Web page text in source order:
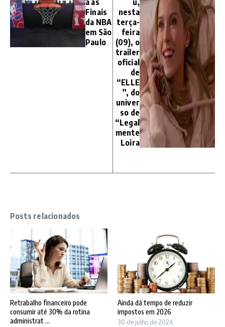
Finais
da NBA
em São
Paulo
nesta
terça-
feira
(09), o
trailer
oficial
de
“ELLE
”, do
univer
so de
“Legal
mente
Loira
Posts relacionados
Retrabalho financeiro pode
consumir até 30% da rotina
administrat ...
Ainda dá tempo de reduzir
impostos em 2026
30 de julho de 2026